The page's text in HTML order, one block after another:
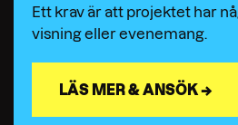
Ett krav är att projektet har
visning eller evenemang.
LÄS MER & ANSÖK →